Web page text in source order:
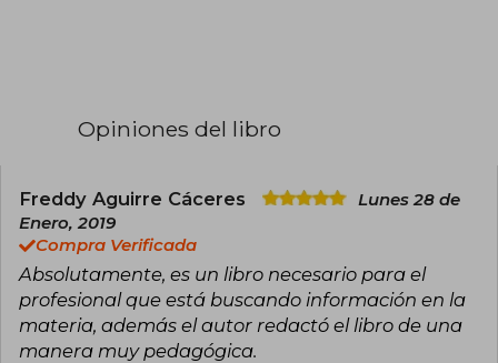
Opiniones del libro
Freddy Aguirre Cáceres
Lunes 28 de
Enero, 2019
Compra Verificada
Absolutamente, es un libro necesario para el
profesional que está buscando información en la
materia, además el autor redactó el libro de una
manera muy pedagógica.